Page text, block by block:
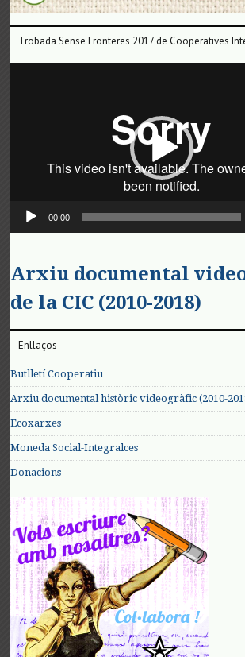
Trobada Sense Fronteres 2017 de Cooperatives
00:00
Arxiu documental
de la CIC (2010-2018)
Enllaços
Butlletí Cooperatiu
Arxiu documental històric videogràfic (2010-
Ecoxarxes
Moneda Social-Integralces
Donacions